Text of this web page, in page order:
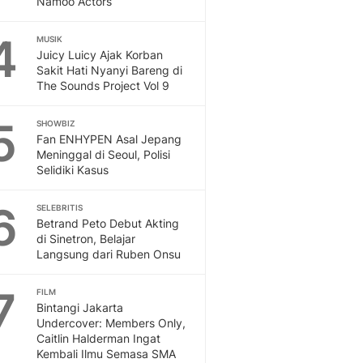
MUSIK
Juicy Luicy Ajak Korban
Sakit Hati Nyanyi Bareng di
The Sounds Project Vol 9
SHOWBIZ
Fan ENHYPEN Asal Jepang
Meninggal di Seoul, Polisi
Selidiki Kasus
SELEBRITIS
Betrand Peto Debut Akting
di Sinetron, Belajar
Langsung dari Ruben Onsu
FILM
Bintangi Jakarta
Undercover: Members Only,
Caitlin Halderman Ingat
Kembali Ilmu Semasa SMA